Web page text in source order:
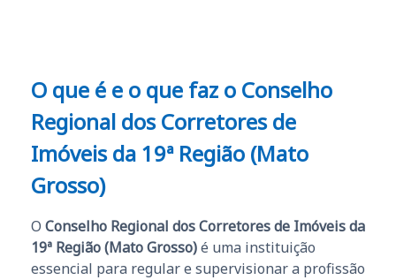
O que é e o que faz o Conselho
Regional dos Corretores de
Imóveis da 19ª Região (Mato
Grosso)
O Conselho Regional dos Corretores de Imóveis da
19ª Região (Mato Grosso)é uma instituição
essencial para regular e supervisionar a profissão